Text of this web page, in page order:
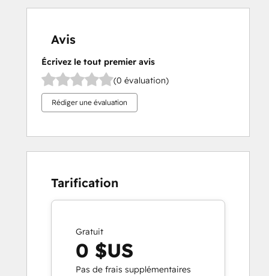
Avis
Écrivez le tout premier avis
(0 évaluation)
Rédiger une évaluation
Tarification
Gratuit
0 $US
Pas de frais supplémentaires